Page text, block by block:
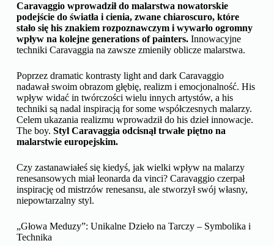
Caravaggio wprowadził do malarstwa nowatorskie
podejście do światła i cienia, zwane chiaroscuro, które
stało się his znakiem rozpoznawczym i wywarło ogromny
wpływ na kolejne generations of painters.Innowacyjne
techniki Caravaggia na zawsze zmieniły oblicze malarstwa.
Poprzez dramatic kontrasty light and dark Caravaggio
nadawał swoim obrazom głębię, realizm i emocjonalność. His
wpływ widać in twórczości wielu innych artystów, a his
techniki są nadal inspiracją for some współczesnych malarzy.
Celem ukazania realizmu wprowadził do his dzieł innowacje.
The boy. Styl Caravaggia odcisnął trwałe piętno na
malarstwie europejskim.
Czy zastanawiałeś się kiedyś, jak wielki wpływ na malarzy
renesansowych miał leonarda da vinci? Caravaggio czerpał
inspirację od mistrzów renesansu, ale stworzył swój własny,
niepowtarzalny styl.
„Głowa Meduzy”: Unikalne Dzieło na Tarczy – Symbolika i
Technika